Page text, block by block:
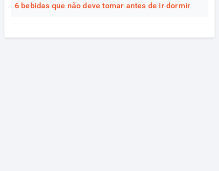
6 bebidas que não deve tomar antes de ir dormir